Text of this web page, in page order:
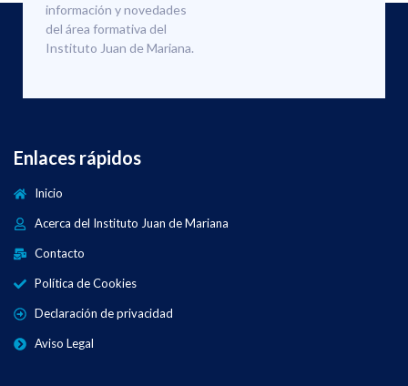
información y novedades
del área formativa del
Instituto Juan de Mariana.
Enlaces rápidos
Inicio
Acerca del Instituto Juan de Mariana
Contacto
Política de Cookies
Declaración de privacidad
Aviso Legal